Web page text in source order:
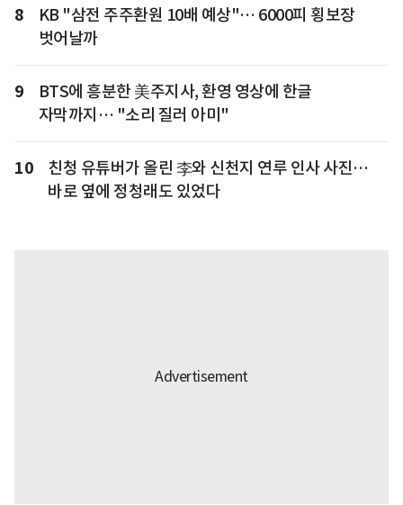
8
KB "삼전 주주환원 10배 예상"… 6000피 횡보장
벗어날까
9
BTS에 흥분한 美주지사, 환영 영상에 한글
자막까지… "소리 질러 아미"
10
친청 유튜버가 올린 李와 신천지 연루 인사 사진…
바로 옆에 정청래도 있었다